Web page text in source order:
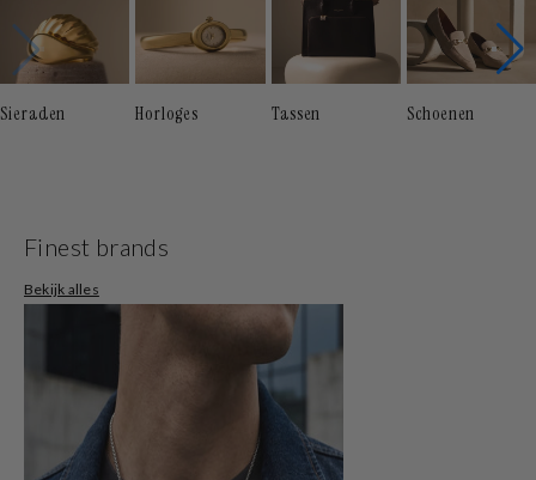
Sieraden Horloges Tassen Schoenen
Finest brands
Bekijk alles